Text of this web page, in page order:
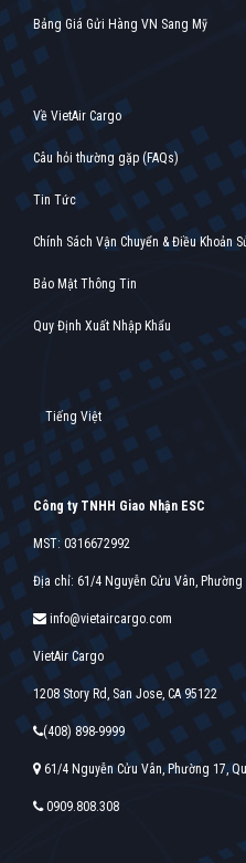
Bảng Giá Gửi Hàng VN Sang Mỹ
Về VietAir Cargo
Câu hỏi thường gặp (FAQs)
Tin Tức
Chính Sách Vận Chuyển & Điều Khoản
Bảo Mật Thông Tin
Quy Định Xuất Nhập Khẩu
Tiếng Việt
Công ty TNHH Giao Nhận ESC
MST: 0316672992
Địa chỉ: 61/4 Nguyễn Cửu Vân, Phường
info@vietaircargo.com
VietAir Cargo
1208 Story Rd, San Jose, CA 95122
(408) 898-9999
61/4 Nguyễn Cửu Vân, Phường 17,
0909.808.308